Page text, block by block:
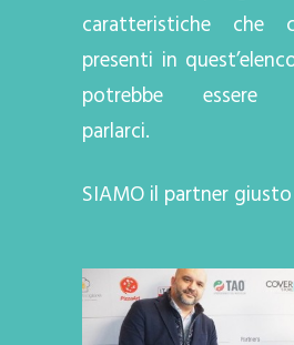
caratteristiche che
presenti in
potrebbe essere
parlarci.
SIAMO il partner